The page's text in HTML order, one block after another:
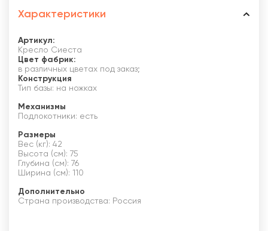
Характеристики
Артикул:
Кресло Сиеста
Цвет фабрик:
в различных цветах под заказ;
Конструкция
Тип базы: на ножках
Механизмы
Подлокотники: есть
Размеры
Вес (кг): 42
Высота (см): 75
Глубина (см): 76
Ширина (см): 110
Дополнительно
Страна производства: Россия